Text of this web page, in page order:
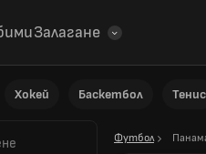
Залагане
Хокей Баскетбол Тенис
Футбол